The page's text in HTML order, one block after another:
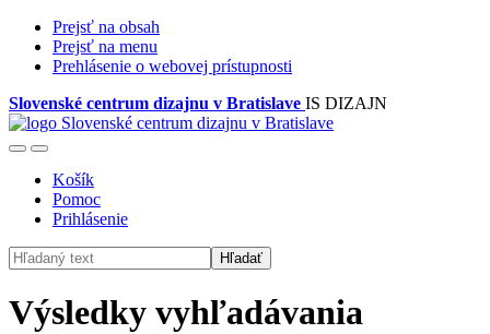
Prejsť na obsah
Prejsť na menu
Prehlásenie o webovej prístupnosti
Slovenské centrum dizajnu v Bratislave IS DIZAJN
Košík
Pomoc
Prihlásenie
Hľadať
Výsledky vyhľadávania